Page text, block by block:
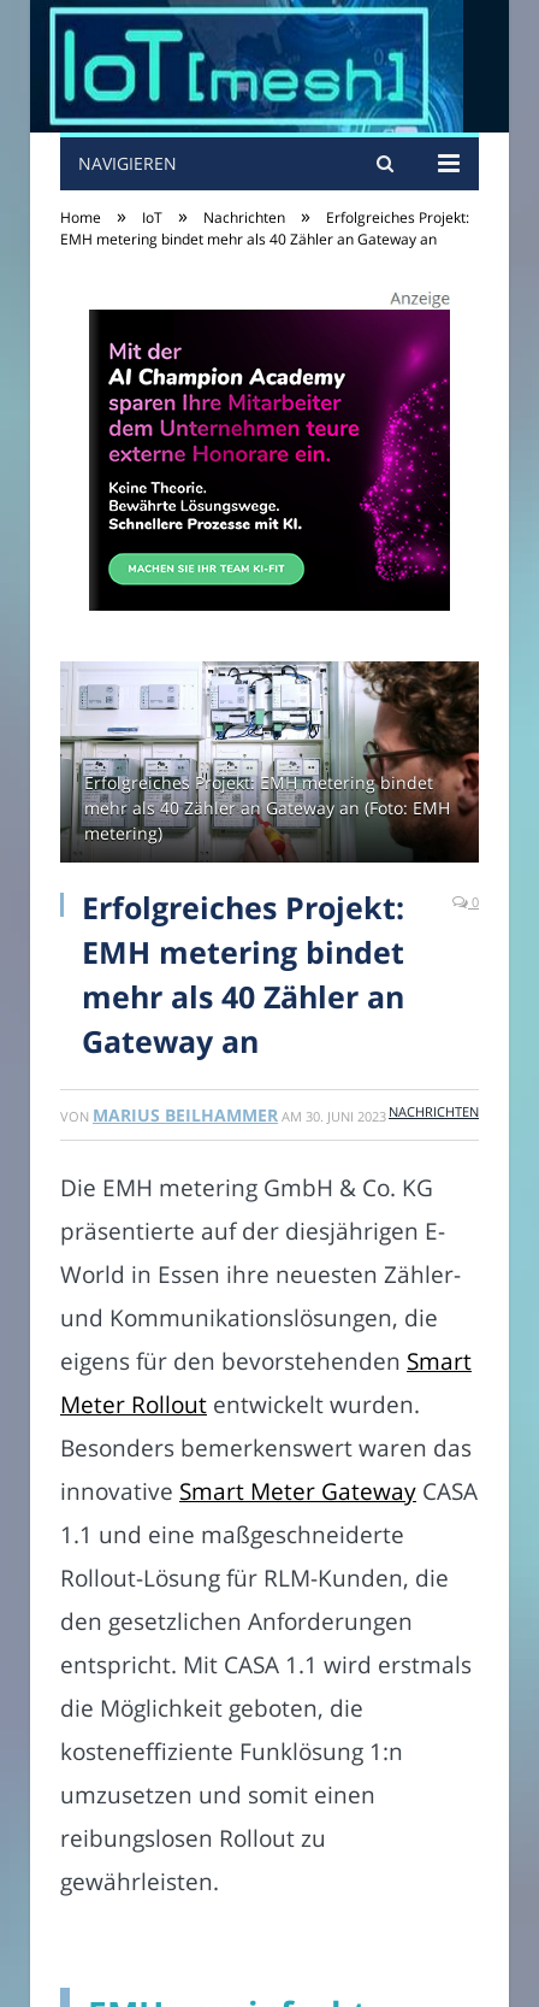
NAVIGIEREN
Home » IoT » Nachrichten »
Erfolgreiches Projekt:
EMH metering bindet mehr als 40 Zähler an Gateway an
Erfolgreiches Projekt: EMH metering bindet
mehr als 40 Zähler an Gateway an (Foto: EMH
metering)
Erfolgreiches Projekt:
EMH metering bindet
mehr als 40 Zähler an
Gateway an
0
VON MARIUS BEILHAMMER AM 30. JUNI 2023 NACHRICHTEN
Die EMH metering GmbH & Co. KG
präsentierte auf der diesjährigen E-
World in Essen ihre neuesten Zähler-
und Kommunikationslösungen, die
eigens für den bevorstehenden Smart
Meter Rollout entwickelt wurden.
Besonders bemerkenswert waren das
innovative Smart Meter Gateway CASA
1.1 und eine maßgeschneiderte
Rollout-Lösung für RLM-Kunden, die
den gesetzlichen Anforderungen
entspricht. Mit CASA 1.1 wird erstmals
die Möglichkeit geboten, die
kosteneffiziente Funklösung 1:n
umzusetzen und somit einen
reibungslosen Rollout zu
gewährleisten.